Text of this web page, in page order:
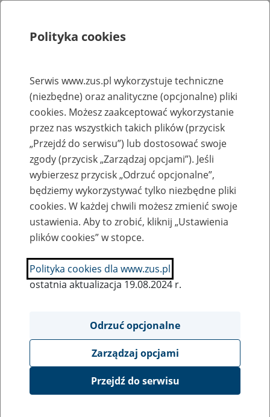
Rejestry, ewidencje i archiwa
Baza zlikwidowanych lub
przekształconych zakładów pracy
Nazwa zakładu pracy:
SZUKAJ
Ukryj wszystkie pozycje bazy
Arbiter Hotel Spółka z o.o. w
Polityka cookies
Serwis www.zus.pl wykorzystuje techniczne
(niezbędne) oraz analityczne (opcjonalne) pliki
cookies. Możesz zaakceptować wykorzystanie
przez nas wszystkich takich plików (przycisk
„Przejdź do serwisu”) lub dostosować swoje
zgody (przycisk „Zarządzaj opcjami”). Jeśli
wybierzesz przycisk „Odrzuć opcjonalne”,
będziemy wykorzystywać tylko niezbędne pliki
cookies. W każdej chwili możesz zmienić swoje
ustawienia. Aby to zrobić, kliknij „Ustawienia
plików cookies” w stopce.
Polityka cookies dla www.zus.pl
ostatnia aktualizacja 19.08.2024 r.
Odrzuć opcjonalne
Zarządzaj opcjami
Przejdź do serwisu